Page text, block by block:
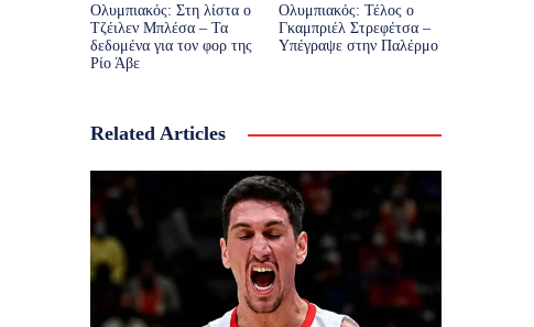
Ολυμπιακός: Στη λίστα ο
Τζέιλεν Μπλέσα – Τα
δεδομένα για τον φορ της
Ρίο Άβε
Ολυμπιακός: Τέλος ο
Γκαμπριέλ Στρεφέτσα –
Υπέγραψε στην Παλέρμο
Related Articles